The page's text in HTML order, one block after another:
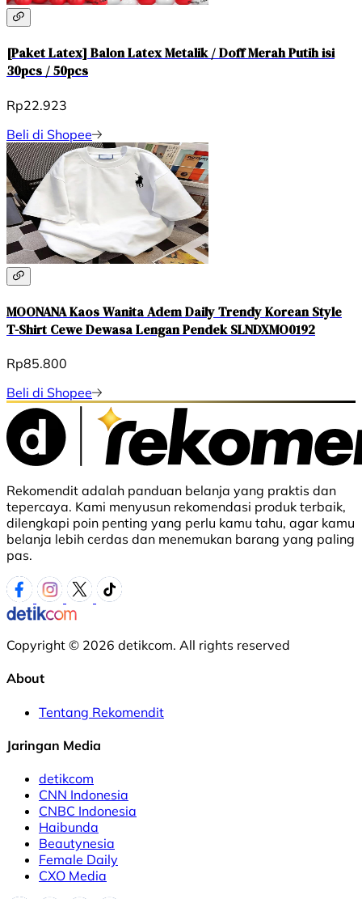
[Paket Latex] Balon Latex Metalik / Doff Merah Putih isi
30pcs / 50pcs
Rp22.923
Beli di Shopee
MOONANA Kaos Wanita Adem Daily Trendy Korean Style
T-Shirt Cewe Dewasa Lengan Pendek SLNDXMO0192
Rp85.800
Beli di Shopee
Rekomendit adalah panduan belanja yang praktis dan
tepercaya. Kami menyusun rekomendasi produk terbaik,
dilengkapi poin penting yang perlu kamu tahu, agar kamu
belanja lebih cerdas dan menemukan barang yang paling
pas.
Copyright © 2026 detikcom. All rights reserved
About
Tentang Rekomendit
Jaringan Media
detikcom
CNN Indonesia
CNBC Indonesia
Haibunda
Beautynesia
Female Daily
CXO Media